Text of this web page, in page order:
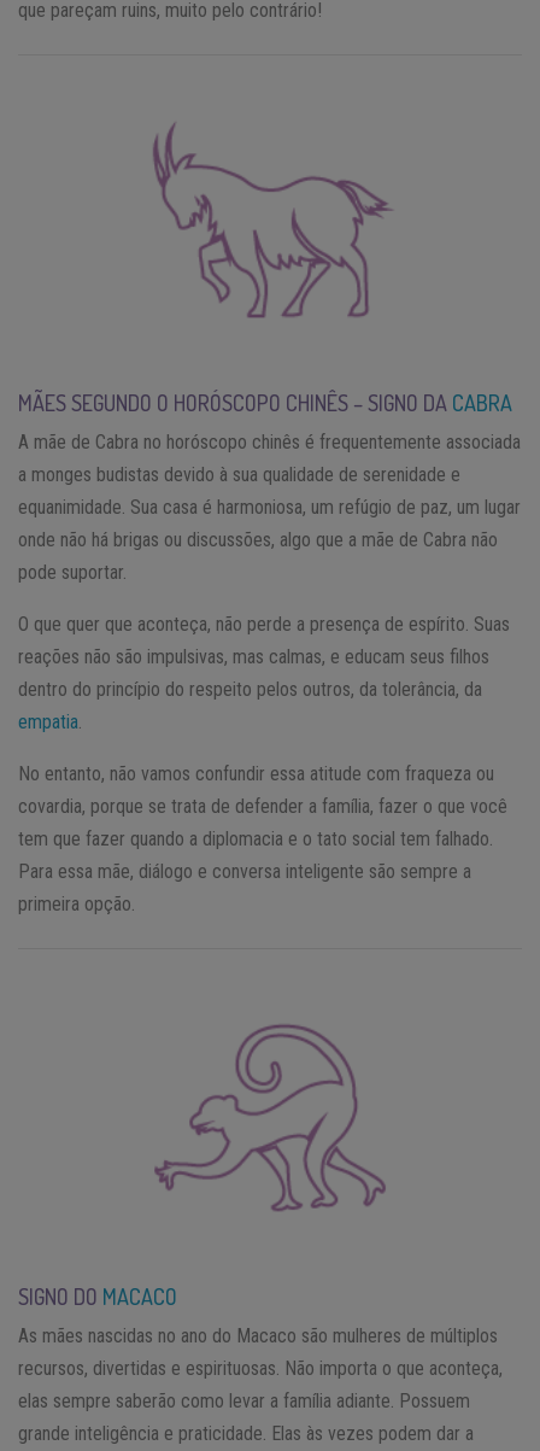
que pareçam ruins, muito pelo contrário!
MÃES SEGUNDO O HORÓSCOPO CHINÊS – SIGNO DA CABRA
A mãe de Cabra no horóscopo chinês é frequentemente associada
a monges budistas devido à sua qualidade de serenidade e
equanimidade. Sua casa é harmoniosa, um refúgio de paz, um lugar
onde não há brigas ou discussões, algo que a mãe de Cabra não
pode suportar.
O que quer que aconteça, não perde a presença de espírito. Suas
reações não são impulsivas, mas calmas, e educam seus filhos
dentro do princípio do respeito pelos outros, da tolerância, da
empatia.
No entanto, não vamos confundir essa atitude com fraqueza ou
covardia, porque se trata de defender a família, fazer o que você
tem que fazer quando a diplomacia e o tato social tem falhado.
Para essa mãe, diálogo e conversa inteligente são sempre a
primeira opção.
SIGNO DO MACACO
As mães nascidas no ano do Macaco são mulheres de múltiplos
recursos, divertidas e espirituosas. Não importa o que aconteça,
elas sempre saberão como levar a família adiante. Possuem
grande inteligência e praticidade. Elas às vezes podem dar a